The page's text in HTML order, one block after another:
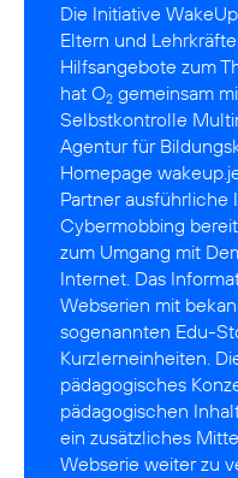
Die Initiative
Eltern und
Hilfsangebote zum
hat O2 gemeinsam
Selbstkontrolle
Agentur für
Homepage
Partner ausführliche
Cybermobbing
zum Umgang mit
Internet. Das
Webserien mit
sogenannten Edu-
Kurzlerneinheiten.
pädagogisches
pädagogischen
ein zusätzliches
Webserie weiter zu